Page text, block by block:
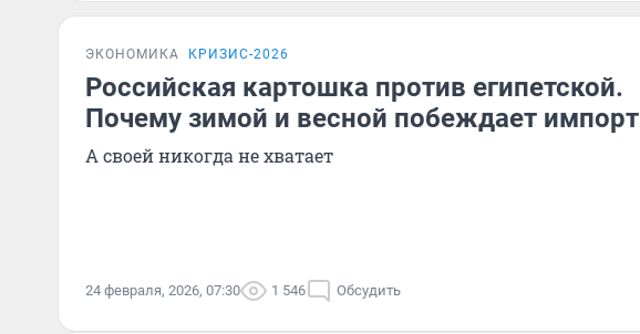
ЭКОНОМИКА КРИЗИС-2026
Российская картошка против египетской.
Почему зимой и весной побеждает импорт
А своей никогда не хватает
24 февраля, 2026, 07:30 1 546 Обсудить